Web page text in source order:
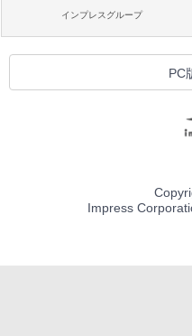
インプレスグループ
PC
Impress